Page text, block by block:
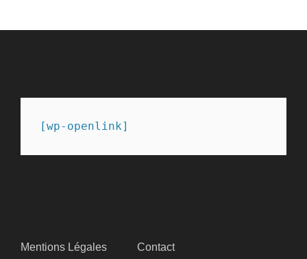
[wp-openlink]
Mentions Légales Contact